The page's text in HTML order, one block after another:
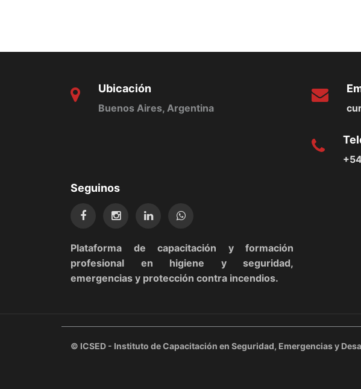
Ubicación
Buenos Aires, Argentina
Seguinos
Plataforma de capacitación y formación
profesional en higiene y seguridad,
emergencias y protección contra incendios.
© ICSED - Instituto de Capacitación en Seguridad, Emergencias y